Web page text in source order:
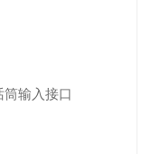
输入接口